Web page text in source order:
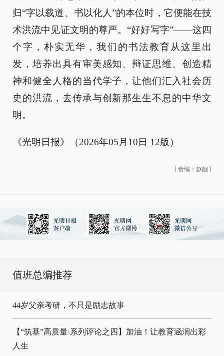
归“字以载道、书以化人”的本位时，它便能在技
术洪流中见证文明的尊严。“好好写字”——这四
个字，朴实无华，我们的书法教育从这里出
发，培养出具有审美感知、辩证思维、创造精
神和健全人格的当代学子，让他们汇入社会历
史的洪流，去传承与创新那生生不息的中华文
明。
《光明日报》（2026年05月10日 12版）
[ 责编：赵靓 ]
值班总编推荐
44岁父亲考研，不只是励志故事
【“筑基”高质量·系列评论之四】加油！让教育涵润出彩
人生